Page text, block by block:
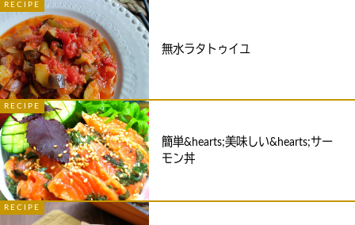
RECIPE
無水ラタトゥイユ
RECIPE
簡単&hearts;️美味しい&hearts;️サー
モン丼
RECIPE